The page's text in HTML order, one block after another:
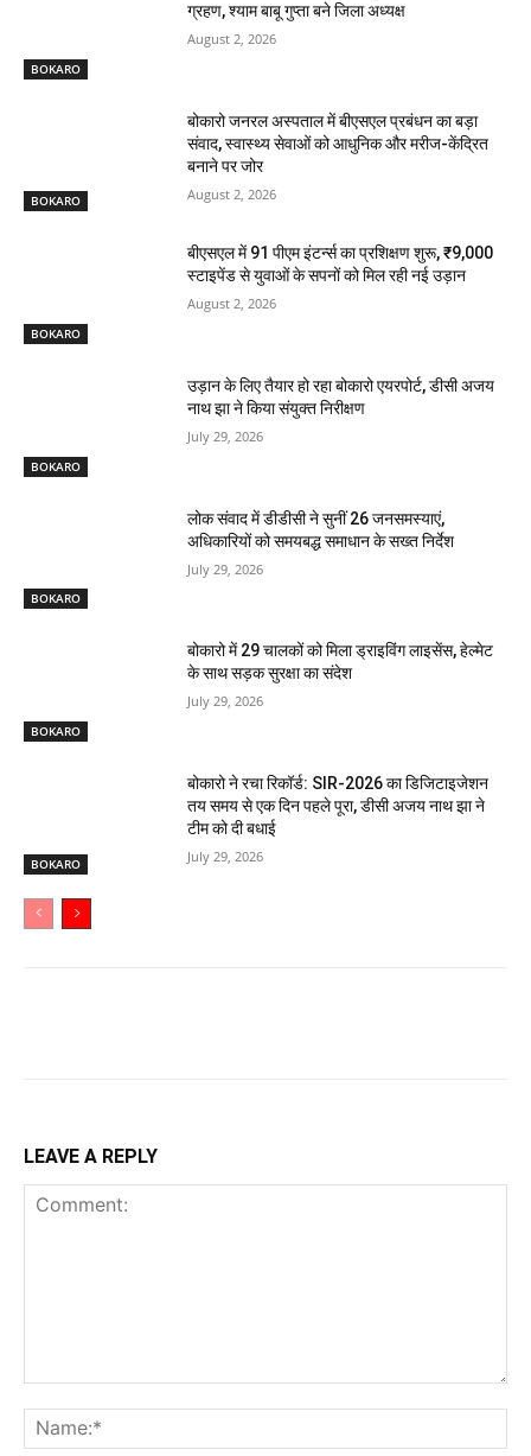
BOKARO
ग्रहण, श्याम बाबू गुप्ता बने जिला अध्यक्ष
August 2, 2026
BOKARO
बोकारो जनरल अस्पताल में बीएसएल प्रबंधन का बड़ा
संवाद, स्वास्थ्य सेवाओं को आधुनिक और मरीज-केंद्रित
बनाने पर जोर
August 2, 2026
BOKARO
बीएसएल में 91 पीएम इंटर्न्स का प्रशिक्षण शुरू, ₹9,000
स्टाइपेंड से युवाओं के सपनों को मिल रही नई उड़ान
August 2, 2026
BOKARO
उड़ान के लिए तैयार हो रहा बोकारो एयरपोर्ट, डीसी अजय
नाथ झा ने किया संयुक्त निरीक्षण
July 29, 2026
BOKARO
लोक संवाद में डीडीसी ने सुनीं 26 जनसमस्याएं,
अधिकारियों को समयबद्ध समाधान के सख्त निर्देश
July 29, 2026
BOKARO
बोकारो में 29 चालकों को मिला ड्राइविंग लाइसेंस, हेल्मेट
के साथ सड़क सुरक्षा का संदेश
July 29, 2026
BOKARO
बोकारो ने रचा रिकॉर्ड: SIR-2026 का डिजिटाइजेशन
तय समय से एक दिन पहले पूरा, डीसी अजय नाथ झा ने
टीम को दी बधाई
July 29, 2026
LEAVE A REPLY